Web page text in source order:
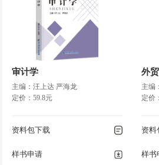
审计学
主编：汪上达 严海龙
定价：59.8元
资料包下载
样书申请
外
主编
定价
资料
样书